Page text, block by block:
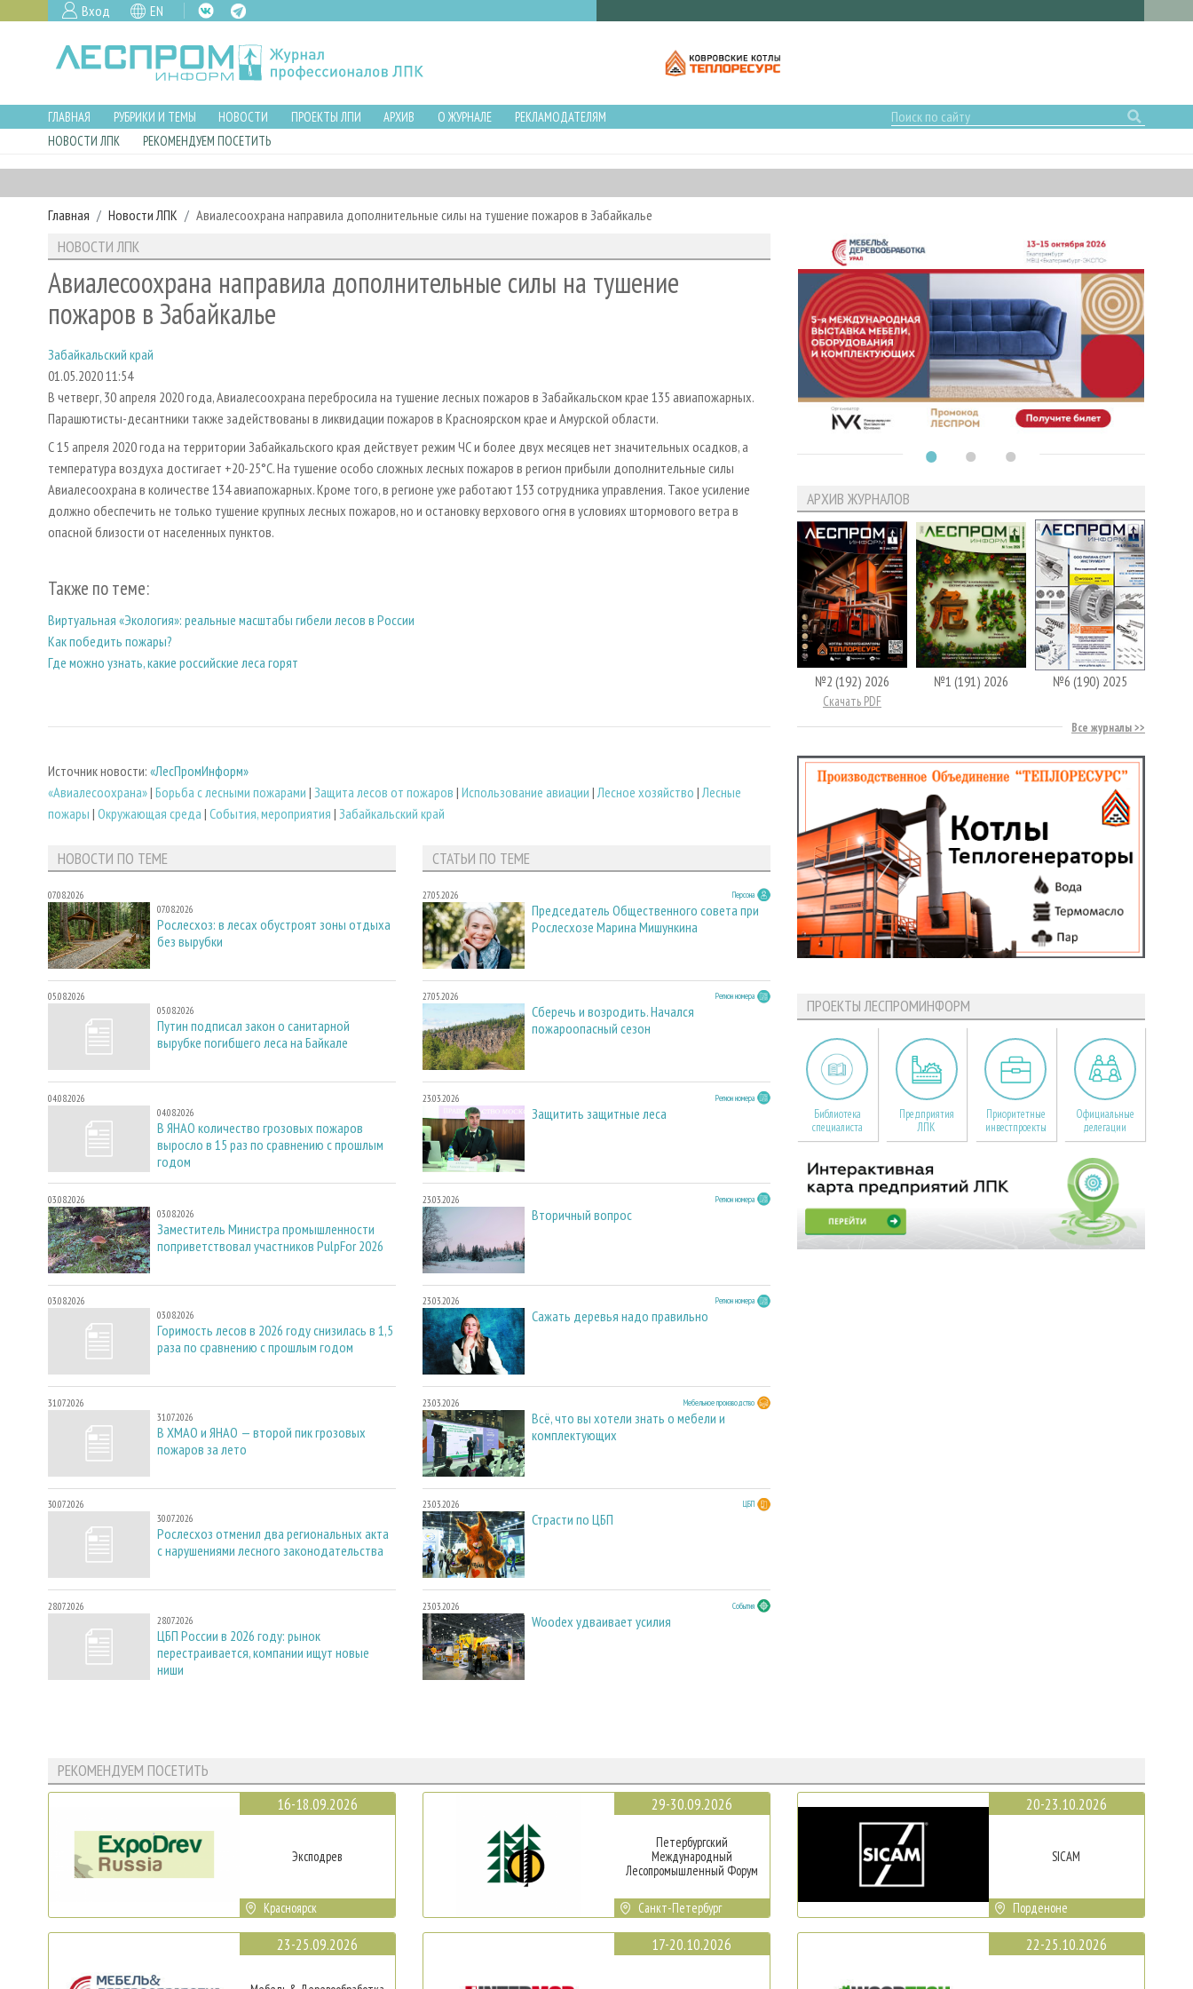
Вход EN
ГЛАВНАЯ РУБРИКИ И ТЕМЫ НОВОСТИ ПРОЕКТЫ ЛПИ АРХИВ О ЖУРНАЛЕ
РЕКЛАМОДАТЕЛЯМ
НОВОСТИ ЛПК
РЕКОМЕНДУЕМ ПОСЕТИТЬ
Главная Новости ЛПК Авиалесоохрана направила дополнительные силы на тушение пожаров в Забайкалье
НОВОСТИ ЛПК
Авиалесоохрана направила дополнительные силы на тушение
пожаров в Забайкалье
Забайкальский край
01.05.2020 11:54
В четверг, 30 апреля 2020 года, Авиалесоохрана перебросила на тушение лесных пожаров в Забайкальском крае 135 авиапожарных.
Парашютисты-десантники также задействованы в ликвидации пожаров в Красноярском крае и Амурской области.
С 15 апреля 2020 года на территории Забайкальского края действует режим ЧС и более двух месяцев нет значительных осадков, а
температура воздуха достигает +20-25°С. На тушение особо сложных лесных пожаров в регион прибыли дополнительные силы
Авиалесоохрана в количестве 134 авиапожарных. Кроме того, в регионе уже работают 153 сотрудника управления. Такое усиление
должно обеспечить не только тушение крупных лесных пожаров, но и остановку верхового огня в условиях штормового ветра в
опасной близости от населенных пунктов.
Также по теме:
Виртуальная «Экология»: реальные масштабы гибели лесов в России
Как победить пожары?
Где можно узнать, какие российские леса горят
Источник новости: «ЛесПромИнформ»
«Авиалесоохрана»| Борьба с лесными пожарами | Защита лесов от пожаров | Использование авиации |Лесное хозяйство |Лесные
пожары | Окружающая среда | События, мероприятия | Забайкальский край
НОВОСТИ ПО ТЕМЕ
07.08.2026
07.08.2026
Рослесхоз: в лесах обустроят зоны отдыха
без вырубки
05.08.2026
05.08.2026
Путин подписал закон о санитарной
вырубке погибшего леса на Байкале
04.08.2026
04.08.2026
В ЯНАО количество грозовых пожаров
выросло в 15 раз по сравнению с прошлым
годом
03.08.2026
03.08.2026
Заместитель Министра промышленности
поприветствовал участников PulpFor 2026
03.08.2026
03.08.2026
Горимость лесов в 2026 году снизилась в 1,5
раза по сравнению с прошлым годом
31.07.2026
31.07.2026
В ХМАО и ЯНАО — второй пик грозовых
пожаров за лето
30.07.2026
30.07.2026
Рослесхоз отменил два региональных акта
с нарушениями лесного законодательства
28.07.2026
28.07.2026
ЦБП России в 2026 году: рынок
перестраивается, компании ищут новые
ниши
СТАТЬИ ПО ТЕМЕ
27.05.2026 Персона
Председатель Общественного совета при
Рослесхозе Марина Мишункина
27.05.2026 Регион номера
Сберечь и возродить. Начался
пожароопасный сезон
23.03.2026 Регион номера
Защитить защитные леса
23.03.2026 Регион номера
Вторичный вопрос
23.03.2026 Регион номера
Сажать деревья надо правильно
23.03.2026 Мебельное производство
Всё, что вы хотели знать о мебели и
комплектующих
23.03.2026 ЦБП
Страсти по ЦБП
23.03.2026 События
Woodex удваивает усилия
АРХИВ ЖУРНАЛОВ
№2 (192) 2026
Скачать PDF
№1 (191) 2026 №6 (190) 2025
Все журналы
ПРОЕКТЫ ЛЕСПРОМИНФОРМ
Библиотека
специалиста
Предприятия
ЛПК
Приоритетные
инвестпроекты
Официальные
делегации
РЕКОМЕНДУЕМ ПОСЕТИТЬ
16-18.09.2026
Эксподрев
Красноярск
23-25.09.2026
29-30.09.2026
Петербургский
Международный
Лесопромышленный Форум
Санкт-Петербург
17-20.10.2026
20-23.10.2026
SICAM
Порденоне
22-25.10.2026